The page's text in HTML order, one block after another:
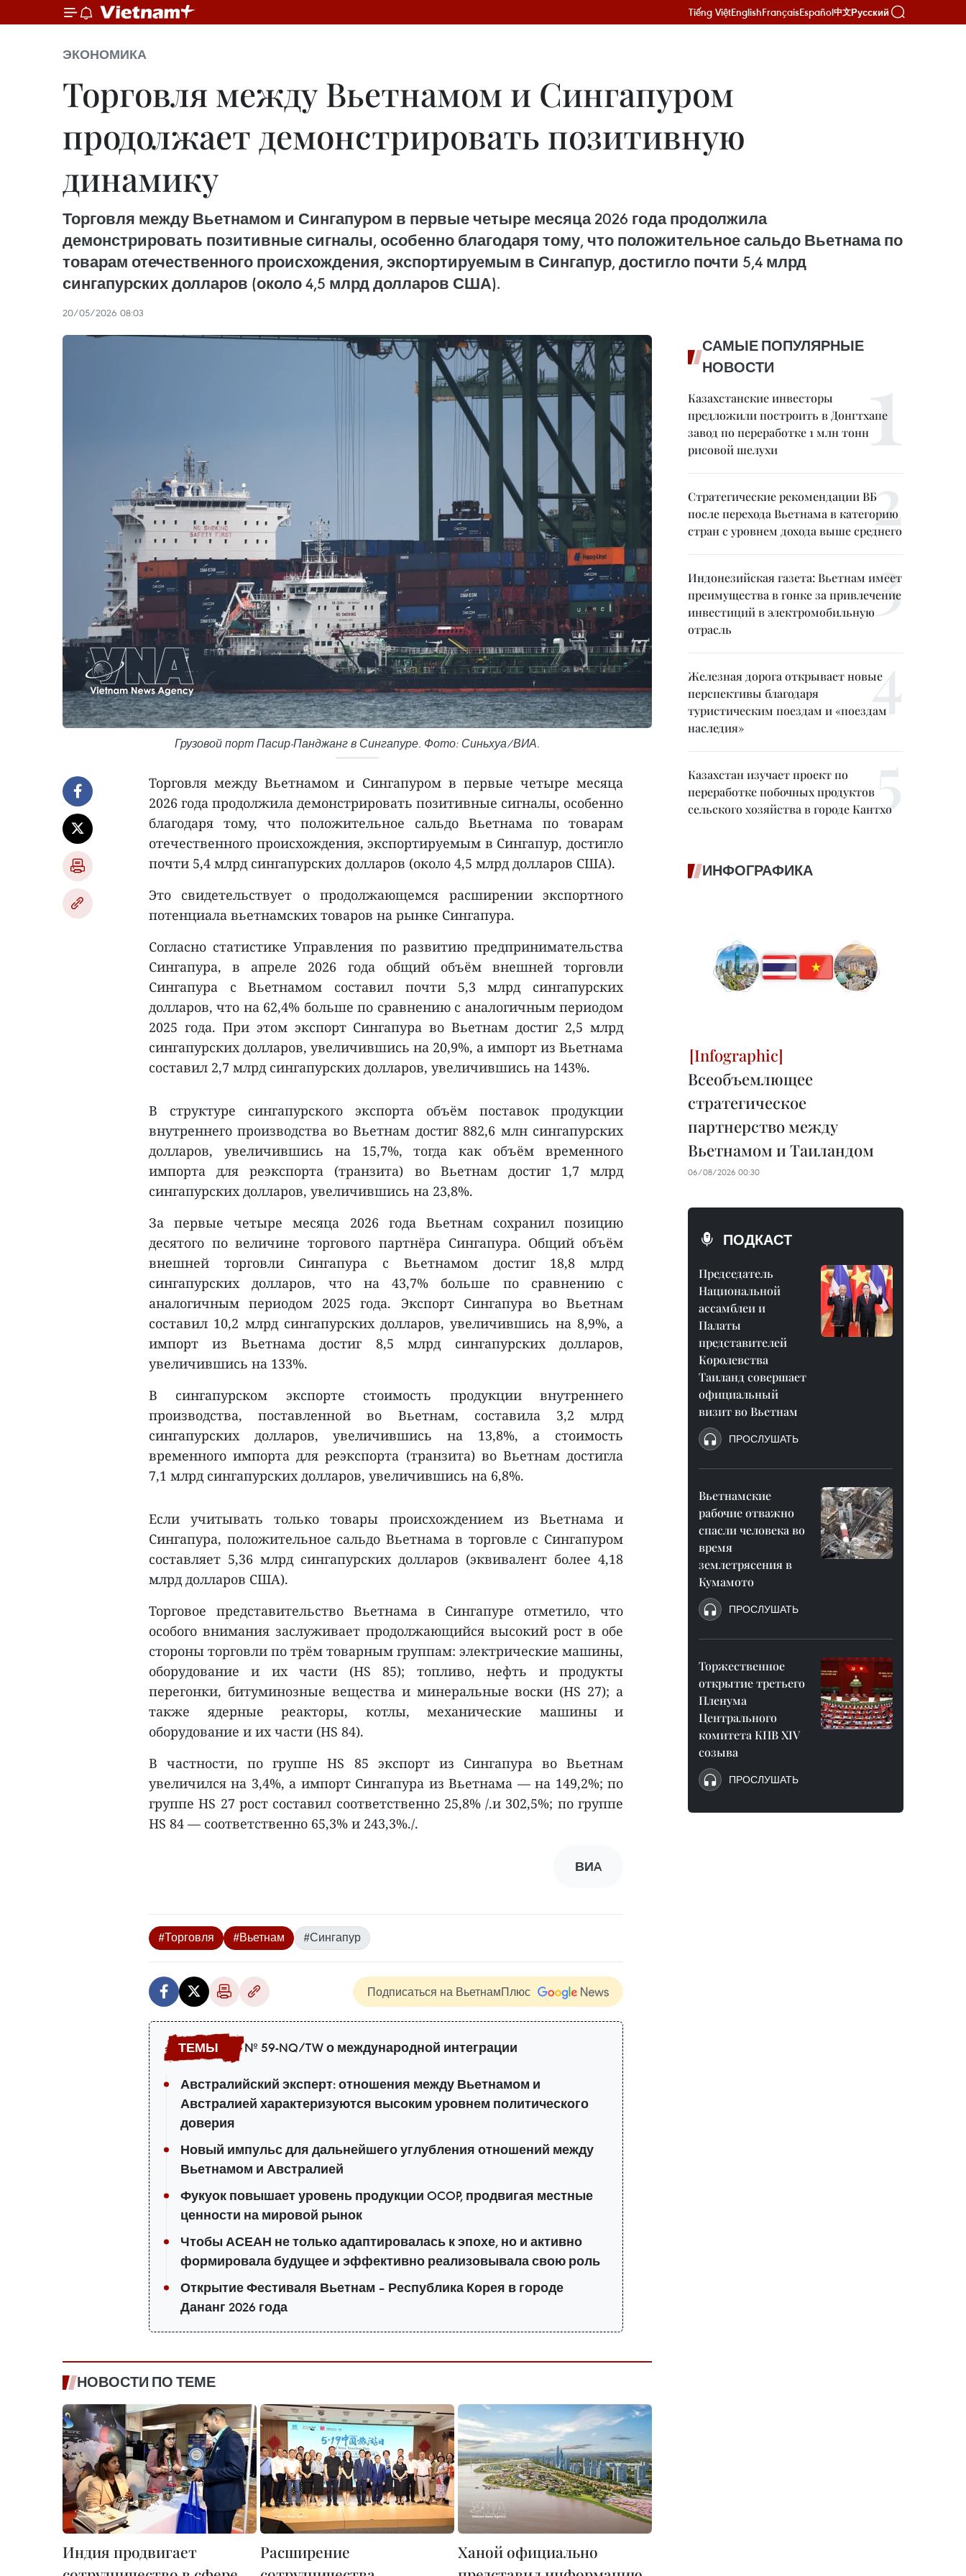
Tiếng ViệtEnglishFrançaisEspañol中文Русский
ЭКОНОМИКА
Торговля между Вьетнамом и Сингапуром
продолжает демонстрировать позитивную
динамику
Торговля между Вьетнамом и Сингапуром в первые четыре месяца 2026 года продолжила
демонстрировать позитивные сигналы, особенно благодаря тому, что положительное сальдо Вьетнама по
товарам отечественного происхождения, экспортируемым в Сингапур, достигло почти 5,4 млрд
сингапурских долларов (около 4,5 млрд долларов США).
20/05/2026 08:03
Грузовой порт Пасир-Панджанг в Сингапуре. Фото: Синьхуа/ВИА.
Торговля между Вьетнамом и Сингапуром в первые четыре месяца
2026 года продолжила демонстрировать позитивные сигналы, особенно
благодаря тому, что положительное сальдо Вьетнама по товарам
отечественного происхождения, экспортируемым в Сингапур, достигло
почти 5,4 млрд сингапурских долларов (около 4,5 млрд долларов США).
Это свидетельствует о продолжающемся расширении экспортного
потенциала вьетнамских товаров на рынке Сингапура.
Согласно статистике Управления по развитию предпринимательства
Сингапура, в апреле 2026 года общий объём внешней торговли
Сингапура с Вьетнамом составил почти 5,3 млрд сингапурских
долларов, что на 62,4% больше по сравнению с аналогичным периодом
2025 года. При этом экспорт Сингапура во Вьетнам достиг 2,5 млрд
сингапурских долларов, увеличившись на 20,9%, а импорт из Вьетнама
составил 2,7 млрд сингапурских долларов, увеличившись на 143%.
В структуре сингапурского экспорта объём поставок продукции
внутреннего производства во Вьетнам достиг 882,6 млн сингапурских
долларов, увеличившись на 15,7%, тогда как объём временного
импорта для реэкспорта (транзита) во Вьетнам достиг 1,7 млрд
сингапурских долларов, увеличившись на 23,8%.
За первые четыре месяца 2026 года Вьетнам сохранил позицию
десятого по величине торгового партнёра Сингапура. Общий объём
внешней торговли Сингапура с Вьетнамом достиг 18,8 млрд
сингапурских долларов, что на 43,7% больше по сравнению с
аналогичным периодом 2025 года. Экспорт Сингапура во Вьетнам
составил 10,2 млрд сингапурских долларов, увеличившись на 8,9%, а
импорт из Вьетнама достиг 8,5 млрд сингапурских долларов,
увеличившись на 133%.
В сингапурском экспорте стоимость продукции внутреннего
производства, поставленной во Вьетнам, составила 3,2 млрд
сингапурских долларов, увеличившись на 13,8%, а стоимость
временного импорта для реэкспорта (транзита) во Вьетнам достигла
7,1 млрд сингапурских долларов, увеличившись на 6,8%.
Если учитывать только товары происхождением из Вьетнама и
Сингапура, положительное сальдо Вьетнама в торговле с Сингапуром
составляет 5,36 млрд сингапурских долларов (эквивалент более 4,18
млрд долларов США).
Торговое представительство Вьетнама в Сингапуре отметило, что
особого внимания заслуживает продолжающийся высокий рост в обе
стороны торговли по трём товарным группам: электрические машины,
оборудование и их части (HS 85); топливо, нефть и продукты
перегонки, битуминозные вещества и минеральные воски (HS 27); а
также ядерные реакторы, котлы, механические машины и
оборудование и их части (HS 84).
В частности, по группе HS 85 экспорт из Сингапура во Вьетнам
увеличился на 3,4%, а импорт Сингапура из Вьетнама — на 149,2%; по
группе HS 27 рост составил соответственно 25,8% /.и 302,5%; по группе
HS 84 — соответственно 65,3% и 243,3%./.
ВИA
#Торговля #Вьетнам #Сингапур
Подписаться на ВьетнамПлюс
№ 59-NQ/TW о международной интеграции
Австралийский эксперт: отношения между Вьетнамом и
Австралией характеризуются высоким уровнем политического
доверия
Новый импульс для дальнейшего углубления отношений между
Вьетнамом и Австралией
Фукуок повышает уровень продукции OCOP, продвигая местные
ценности на мировой рынок
Чтобы АСЕАН не только адаптировалась к эпохе, но и активно
формировала будущее и эффективно реализовывала свою роль
Открытие Фестиваля Вьетнам – Республика Корея в городе
Дананг 2026 года
НОВОСТИ ПО ТЕМЕ
Индия продвигает
Расширение
Ханой официально
САМЫЕ ПОПУЛЯРНЫЕ
НОВОСТИ
Казахстанские инвесторы
предложили построить в Донгтхапе
завод по переработке 1 млн тонн
рисовой шелухи
Стратегические рекомендации ВБ
после перехода Вьетнама в категорию
стран с уровнем дохода выше среднего
Индонезийская газета: Вьетнам имеет
преимущества в гонке за привлечение
инвестиций в электромобильную
отрасль
Железная дорога открывает новые
перспективы благодаря
туристическим поездам и «поездам
наследия»
Казахстан изучает проект по
переработке побочных продуктов
сельского хозяйства в городе Кантхо
ИНФОГРАФИКА
Всеобъемлющее
стратегическое
партнерство между
Вьетнамом и Таиландом
06/08/2026 00:30
ПОДКАСТ
Председатель
Национальной
ассамблеи и
Палаты
представителей
Королевства
Таиланд совершает
официальный
визит во Вьетнам
ПРОСЛУШАТЬ
Вьетнамские
рабочие отважно
спасли человека во
время
землетрясения в
Кумамото
ПРОСЛУШАТЬ
Торжественное
открытие третьего
Пленума
Центрального
комитета КПВ XIV
созыва
ПРОСЛУШАТЬ